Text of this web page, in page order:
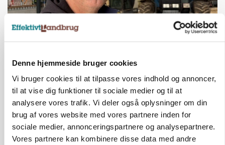
Denne hjemmeside bruger cookies
Vi bruger cookies til at tilpasse vores indhold og annoncer,
til at vise dig funktioner til sociale medier og til at
analysere vores trafik. Vi deler også oplysninger om din
brug af vores website med vores partnere inden for
sociale medier, annonceringspartnere og analysepartnere.
Vores partnere kan kombinere disse data med andre
»Nu stopper I«: Landbrugsdebattør og
protestgruppe vil demonstrere mod ny
gødskningslov
Annonce
Folketinget behandler ny gødskningslov: Sådan
kan den ændre din bedrift fra 2027